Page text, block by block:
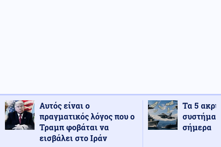
Αυτός είναι ο
πραγματικός λόγος που ο
Τραμπ φοβάται να
εισβάλει στο Ιράν
Τα 5
σήμερα